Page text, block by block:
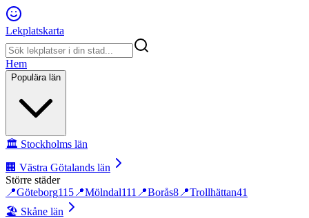
Lekplatskarta
Hem
Populära län
🏛️ Stockholms län
🏢 Västra Götalands län
Större städer
📍Göteborg115 📍Mölndal111 📍Borås8 📍Trollhättan41
🏖️ Skåne län